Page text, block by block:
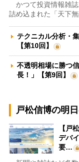
かつて投資情報雑
詰め込まれた「天下
テクニカル分析・
【第10回】
不透明相場に勝つ
長！」【第9回】
戸松信博の明
【戸
デバ
要…